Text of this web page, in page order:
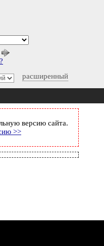
расширенный
версию сайта.
>>